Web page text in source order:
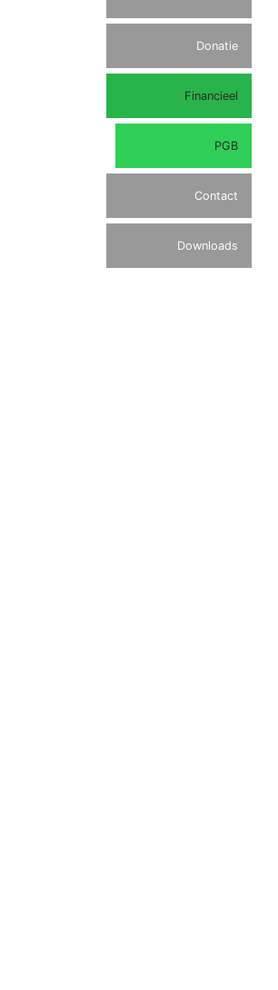
Donatie
Financieel
PGB
Contact
Downloads